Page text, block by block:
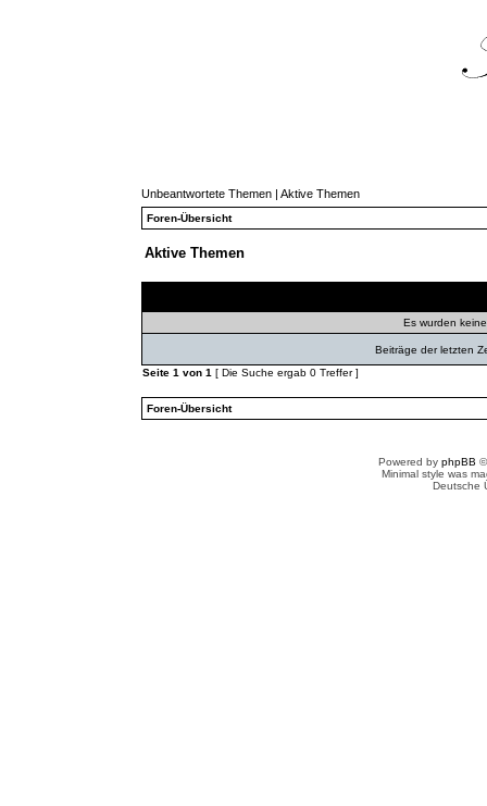
Unbeantwortete Themen | Aktive Themen
Foren-Übersicht
Aktive Themen
Es wurden
Beiträge der letzten
Seite 1 von 1 [ Die Suche ergab 0 Treffer ]
Foren-Übersicht
Powered by phpBB
Minimal style was
Deutsche